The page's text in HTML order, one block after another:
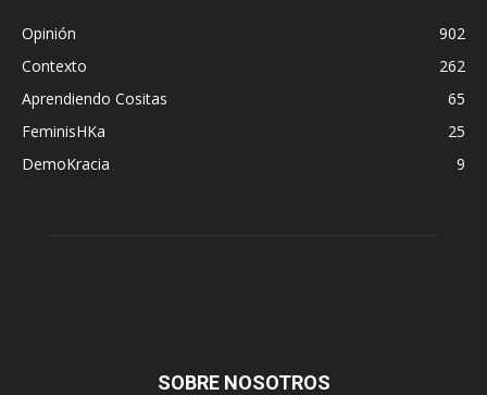
Opinión
902
Contexto
262
Aprendiendo Cositas
65
FeminisHKa
25
DemoKracia
9
SOBRE NOSOTROS